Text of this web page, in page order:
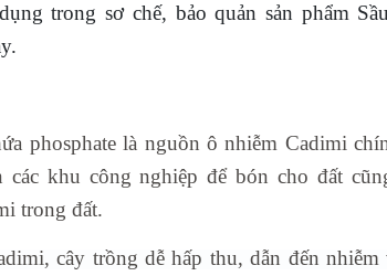
trong sơ chế, bảo quản sản phẩm
phosphate là nguồn ô nhiễm Cadimi
khu công nghiệp để bón cho đất
trong đất.
cây trồng dễ hấp thu, dẫn đến nhiễm